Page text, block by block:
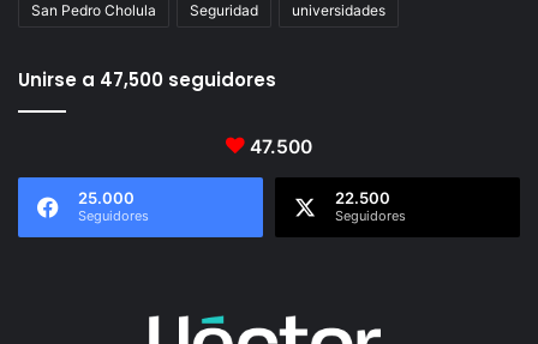
San Pedro Cholula Seguridad universidades
Unirse a 47,500 seguidores
47.500
25.000
Seguidores
22.500
Seguidores